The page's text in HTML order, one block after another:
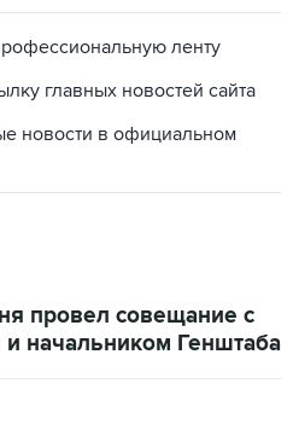
ленту
главных новостей сайта
новости в официальном
провел совещание с
начальником Генштаба